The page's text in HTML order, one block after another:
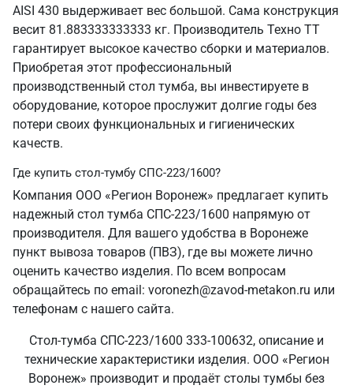
AISI 430 выдерживает вес большой. Сама конструкция
весит 81.883333333333 кг. Производитель Техно ТТ
гарантирует высокое качество сборки и материалов.
Приобретая этот профессиональный
производственный стол тумба, вы инвестируете в
оборудование, которое прослужит долгие годы без
потери своих функциональных и гигиенических
качеств.
Где купить стол-тумбу СПС-223/1600?
Компания ООО «Регион Воронеж» предлагает купить
надежный стол тумба СПС-223/1600 напрямую от
производителя. Для вашего удобства в Воронеже
пункт вывоза товаров (ПВЗ), где вы можете лично
оценить качество изделия. По всем вопросам
обращайтесь по email: voronezh@zavod-metakon.ru или
телефонам с нашего сайта.
Стол-тумба СПС-223/1600 333-100632, описание и
технические характеристики изделия. ООО «Регион
Воронеж» производит и продаёт столы тумбы без